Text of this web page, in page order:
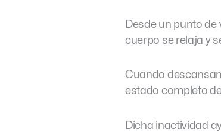
Desde un punto
cuerpo se relaja y
Cuando
estado completo
Dicha inactividad